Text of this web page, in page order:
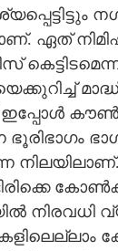
ഏത്
ഇപ്പോൾ
ഭൂരിഭാഗം
നിരവധി